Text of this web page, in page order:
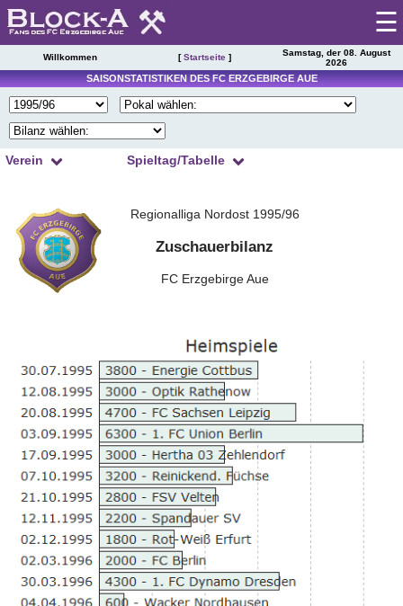
Startseite
Spieltag
|
Tabelle
Presseschau
Saisonstatistik
Spielerarchiv
Gegnerarchiv
Tippspiel
Aue-
Away
Fanzine
Bilderarchiv
☰
Willkommen [Startseite ]
Samstag, der 08. August
2026
SAISONSTATISTIKEN DES FC ERZGEBIRGE AUE
Verein
Spielplan
Einsätze
Torschützen
Tabellensituation
Spieltag/Tabelle
5
6 7
8
10 11
12
27
28
29
30 31
32
33
34
Regionalliga Nordost 1995/96
Zuschauerbilanz
FC Erzgebirge Aue